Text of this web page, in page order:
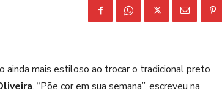
ainda mais estiloso ao trocar o tradicional preto
. “Põe cor em sua semana”, escreveu na